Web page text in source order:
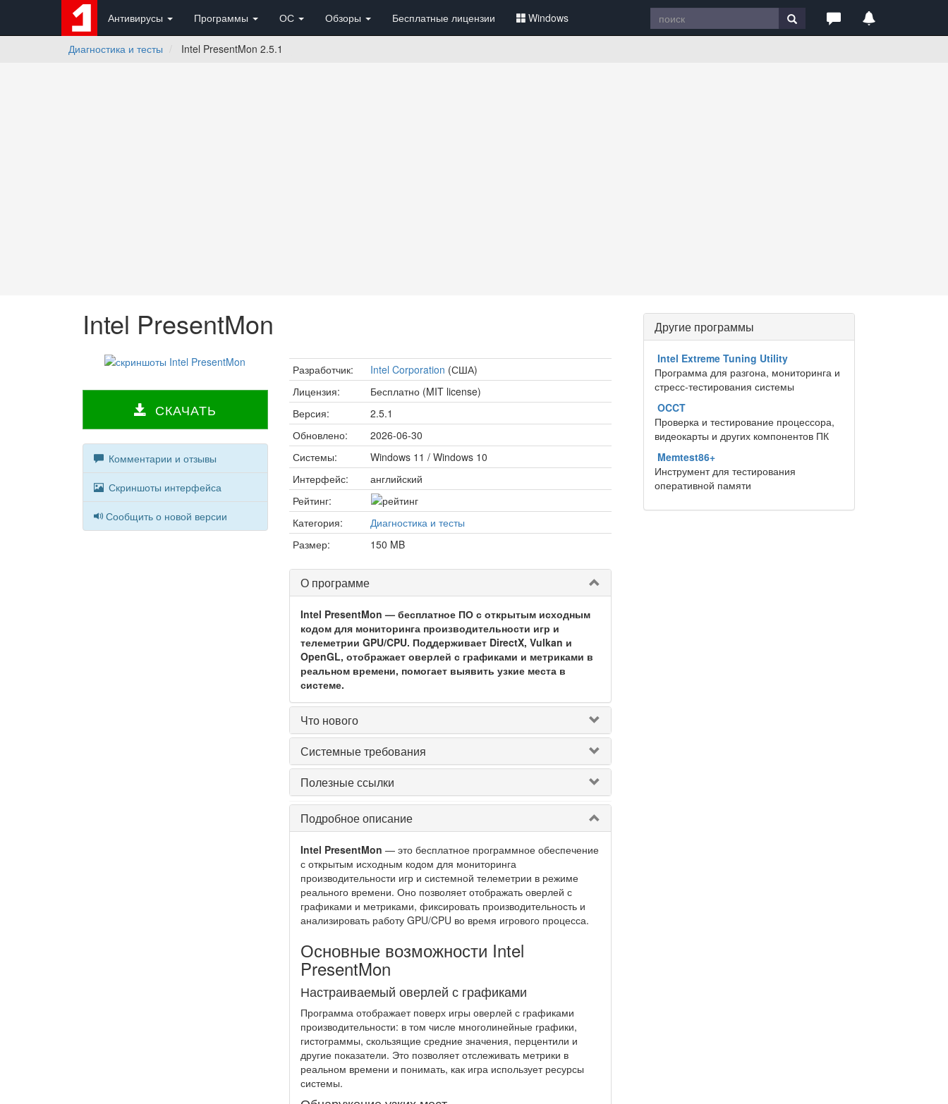
Антивирусы Программы ОС Обзоры Бесплатные лицензии Windows
Диагностика и тесты Intel PresentMon 2.5.1
Intel PresentMon
СКАЧАТЬ
Комментарии и отзывы
Скриншоты интерфейса
Сообщить о новой версии
Разработчик: Intel Corporation (США)
Лицензия:
Бесплатно (MIT license)
Версия:
2.5.1
Обновлено:
2026-06-30
Системы:
Windows 11 / Windows 10
Интерфейс:
английский
Рейтинг:
Категория:
Диагностика и тесты
Размер:
150 MB
О программе
Intel PresentMon — бесплатное ПО с открытым исходным
кодом для мониторинга производительности игр и
телеметрии GPU/CPU. Поддерживает DirectX, Vulkan и
OpenGL, отображает оверлей с графиками и метриками в
реальном времени, помогает выявить узкие места в
системе.
Что нового
Системные требования
Полезные ссылки
Подробное описание
Intel PresentMon — это бесплатное программное обеспечение
с открытым исходным кодом для мониторинга
производительности игр и системной телеметрии в режиме
реального времени. Оно позволяет отображать оверлей с
графиками и метриками, фиксировать производительность и
анализировать работу GPU/CPU во время игрового процесса.
Основные возможности Intel
PresentMon
Настраиваемый оверлей с графиками
Программа отображает поверх игры оверлей с графиками
производительности: в том числе многолинейные графики,
гистограммы, скользящие средние значения, перцентили и
другие показатели. Это позволяет отслеживать метрики в
реальном времени и понимать, как игра использует ресурсы
системы.
Другие программы
Intel Extreme Tuning Utility
Программа для разгона, мониторинга и
стресс-тестирования системы
OCCT
Проверка и тестирование процессора,
видеокарты и других компонентов ПК
Memtest86+
Инструмент для тестирования
оперативной памяти